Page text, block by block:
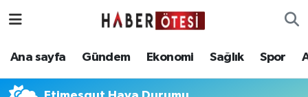
Ana sayfa Gündem Ekonomi Sağlık Spor
Ana sayfa
Eskişehir Nöbetçi Eczaneler